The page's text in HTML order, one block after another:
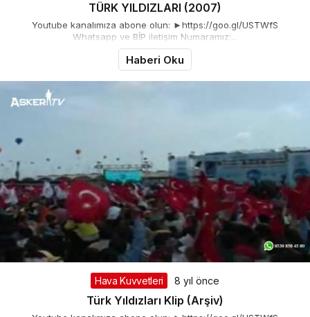
TÜRK YILDIZLARI (2007)
Youtube kanalımıza abone olun: ►https://goo.gl/USTWfS
Whatsapp ve BİP iletişim Numaramız:...
Haberi Oku
Hava Kuvvetleri 8 yıl önce
Türk Yıldızları Klip (Arşiv)